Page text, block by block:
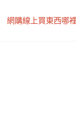
網購線上買東西哪